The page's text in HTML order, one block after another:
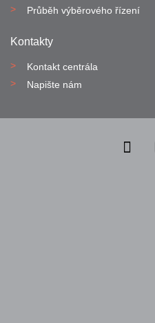
Průběh výběrového řízení
Kontakty
Kontakt centrála
Napište nám